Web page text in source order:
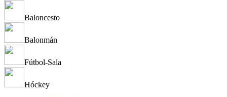
Baloncesto
Balonmán
Fútbol-Sala
Hóckey